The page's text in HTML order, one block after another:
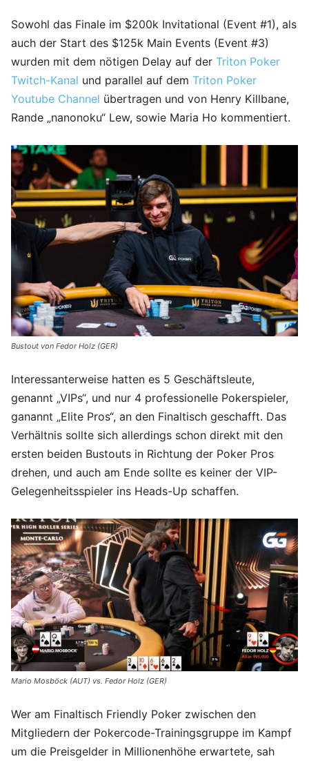
Sowohl das Finale im $200k Invitational (Event #1), als
auch der Start des $125k Main Events (Event #3)
wurden mit dem nötigen Delay auf der Triton Poker
Twitch-Kanal und parallel auf dem Triton Poker
Youtube Channel übertragen und von Henry Killbane,
Rande „nanonoku“ Lew, sowie Maria Ho kommentiert.
Bustout von Fedor Holz (GER)
Interessanterweise hatten es 5 Geschäftsleute,
genannt „VIPs“, und nur 4 professionelle Pokerspieler,
ganannt „Elite Pros“, an den Finaltisch geschafft. Das
Verhältnis sollte sich allerdings schon direkt mit den
ersten beiden Bustouts in Richtung der Poker Pros
drehen, und auch am Ende sollte es keiner der VIP-
Gelegenheitsspieler ins Heads-Up schaffen.
Mario Mosböck (AUT) vs. Fedor Holz (GER)
Wer am Finaltisch Friendly Poker zwischen den
Mitgliedern der Pokercode-Trainingsgruppe im Kampf
um die Preisgelder in Millionenhöhe erwartete, sah